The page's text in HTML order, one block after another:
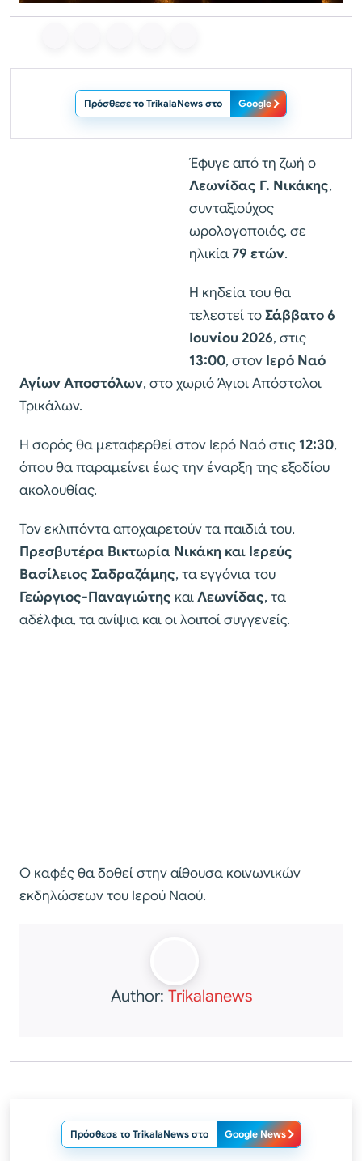
Πρόσθεσε το TrikalaNews στο Google
Έφυγε από τη ζωή ο
Λεωνίδας Γ. Νικάκης,
συνταξιούχος
ωρολογοποιός, σε
ηλικία79 ετών.
Η κηδεία του θα
τελεστεί τοΣάββατο 6
Ιουνίου 2026, στις
13:00, στον Ιερό Ναό
Αγίων Αποστόλων, στο χωριό Άγιοι Απόστολοι
Τρικάλων.
Η σορός θα μεταφερθεί στον Ιερό Ναό στις 12:30,
όπου θα παραμείνει έως την έναρξη της εξοδίου
ακολουθίας.
Τον εκλιπόντα αποχαιρετούν τα παιδιά του,
Πρεσβυτέρα Βικτωρία Νικάκη και Ιερεύς
Βασίλειος Σαδραζάμης, τα εγγόνια του
Γεώργιος-Παναγιώτης καιΛεωνίδας, τα
αδέλφια, τα ανίψια και οι λοιποί συγγενείς.
Ο καφές θα δοθεί στην αίθουσα κοινωνικών
εκδηλώσεων του Ιερού Ναού.
Author: Trikalanews
Πρόσθεσε το TrikalaNews στο Google News